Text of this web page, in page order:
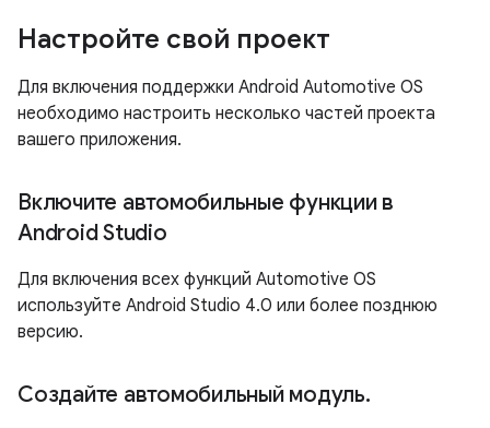
Настройте свой проект
Для включения поддержки Android Automotive OS
необходимо настроить несколько частей проекта
вашего приложения.
Включите автомобильные функции в
Android Studio
Для включения всех функций Automotive OS
используйте Android Studio 4.0 или более позднюю
версию.
Создайте автомобильный модуль.